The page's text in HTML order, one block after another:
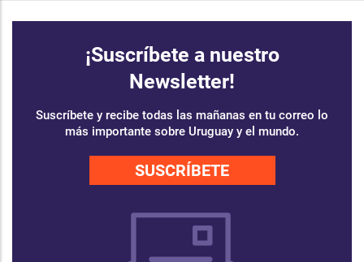
¡Suscríbete a nuestro
Newsletter!
Suscríbete y recibe todas las mañanas en tu correo lo
más importante sobre Uruguay y el mundo.
SUSCRÍBETE